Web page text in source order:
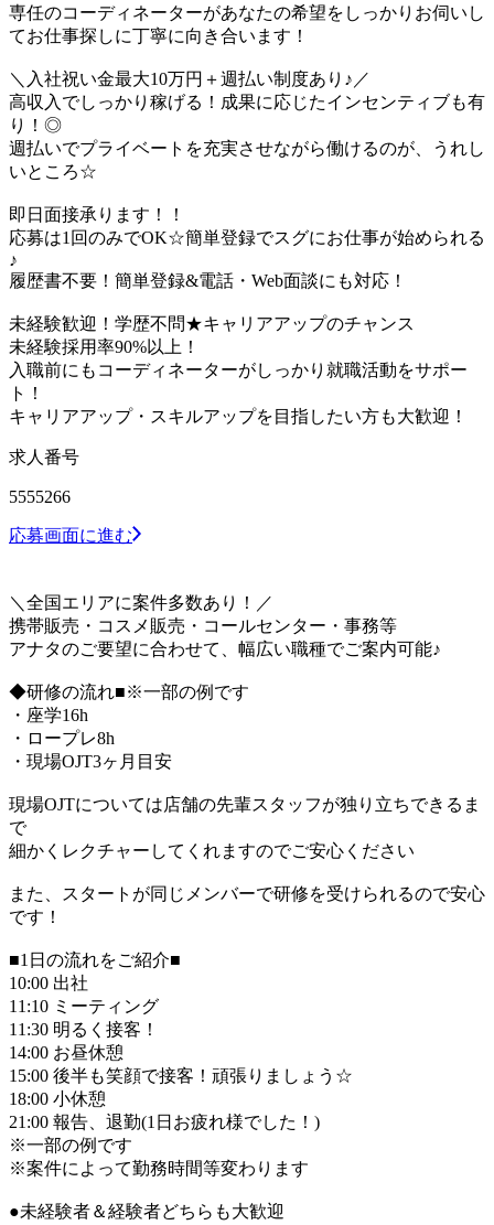
専任のコーディネーターがあなたの希望をしっかりお伺いし
てお仕事探しに丁寧に向き合います！
＼入社祝い金最大10万円＋週払い制度あり♪／
高収入でしっかり稼げる！成果に応じたインセンティブも有
り！◎
週払いでプライベートを充実させながら働けるのが、うれし
いところ☆
即日面接承ります！！
応募は1回のみでOK☆簡単登録でスグにお仕事が始められる
♪
履歴書不要！簡単登録&電話・Web面談にも対応！
未経験歓迎！学歴不問★キャリアアップのチャンス
未経験採用率90%以上！
入職前にもコーディネーターがしっかり就職活動をサポー
ト！
キャリアアップ・スキルアップを目指したい方も大歓迎！
求人番号
5555266
応募画面に進む
＼全国エリアに案件多数あり！／
携帯販売・コスメ販売・コールセンター・事務等
アナタのご要望に合わせて、幅広い職種でご案内可能♪
◆研修の流れ■※一部の例です
・座学16h
・ロープレ8h
・現場OJT3ヶ月目安
現場OJTについては店舗の先輩スタッフが独り立ちできるま
で
細かくレクチャーしてくれますのでご安心ください
また、スタートが同じメンバーで研修を受けられるので安心
です！
■1日の流れをご紹介■
10:00 出社
11:10 ミーティング
11:30 明るく接客！
14:00 お昼休憩
15:00 後半も笑顔で接客！頑張りましょう☆
18:00 小休憩
21:00 報告、退勤(1日お疲れ様でした！)
※一部の例です
※案件によって勤務時間等変わります
●未経験者＆経験者どちらも大歓迎